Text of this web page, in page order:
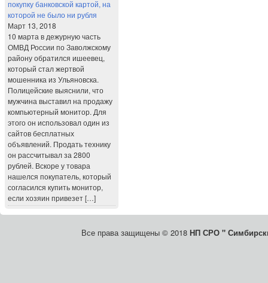
покупку банковской картой, на
которой не было ни рубля
Март 13, 2018
10 марта в дежурную часть
ОМВД России по Заволжскому
району обратился ишеевец,
который стал жертвой
мошенника из Ульяновска.
Полицейские выяснили, что
мужчина выставил на продажу
компьютерный монитор. Для
этого он использовал один из
сайтов бесплатных
объявлений. Продать технику
он рассчитывал за 2800
рублей. Вскоре у товара
нашелся покупатель, который
согласился купить монитор,
если хозяин привезет […]
Все права защищены © 2018 НП СРО "